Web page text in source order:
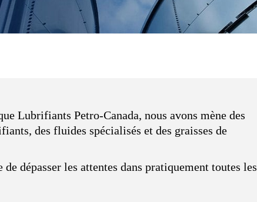
Lubrifiants Petro-Canada, nous avons mène des
des fluides spécialisés et des graisses de
dépasser les attentes dans pratiquement toutes les